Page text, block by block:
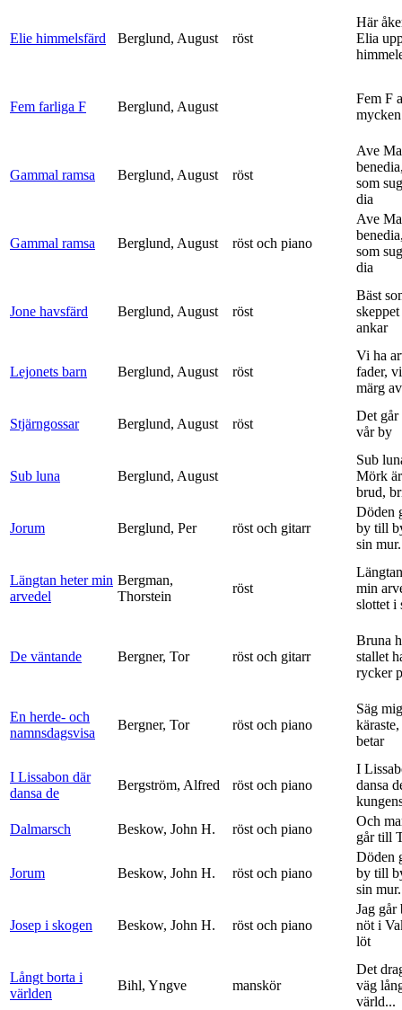
Elie himmelsfärd Berglund, August röst
Här
Elia
Fem farliga F Berglund, August
Fem F
Gammal ramsa Berglund, August röst
Ave
som
dia
Gammal ramsa Berglund, August röst och piano
Ave
som
dia
Jone havsfärd Berglund, August röst
Bäst
ankar
Lejonets barn Berglund, August röst
Vi ha
fader,
märg
Stjärngossar Berglund, August röst
Det går
vår by
Sub luna Berglund, August
Sub
Mörk
brud,
Jorum Berglund, Per röst och gitarr
Döden
by till
sin
Längtan heter min
arvedel
Bergman,
Thorstein
röst
min
slottet i
De väntande Bergner, Tor röst och gitarr
Bruna
stallet
rycker
En herde- och
namnsdagsvisa
Bergner, Tor röst och piano
Säg
betar
I Lissabon där
dansa de
Bergström, Alfred röst och piano
I
dansa
Dalmarsch
Beskow, John H. röst och piano
Och
går till
Jorum Beskow, John H. röst och piano
Döden
by till
sin
Josep i skogen Beskow, John H. röst och piano
Jag går
nöt i
löt
Långt borta i
världen
Bihl, Yngve manskör
Det
väg
värld...